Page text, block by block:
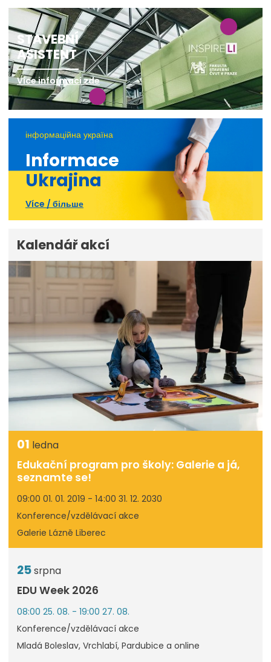
STAVEBNÍ
ASISTENT
Více informací zde
інформаційна україна
Informace
Ukrajina
Více / більше
Kalendář akcí
01 ledna
Edukační program pro školy: Galerie a já,
seznamte se!
09:00 01. 01. 2019 - 14:00 31. 12. 2030
Konference/vzdělávací akce
Galerie Lázně Liberec
25srpna
EDU Week 2026
08:00 25. 08. - 19:00 27. 08.
Konference/vzdělávací akce
Mladá Boleslav, Vrchlabí, Pardubice a online